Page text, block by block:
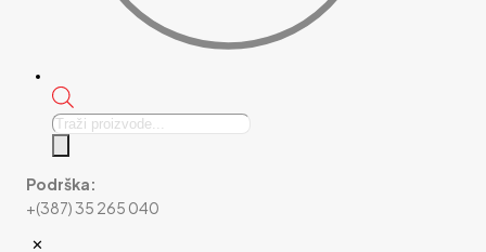
Products
Podrška:
+(387) 35 265 040
✕